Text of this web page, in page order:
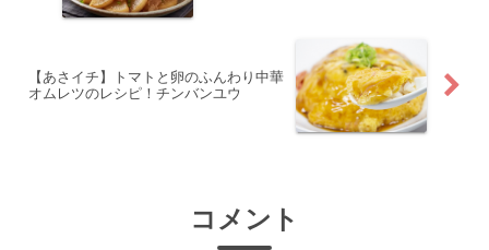
【あさイチ】トマトと卵のふんわり中華
オムレツのレシピ！チンバンユウ
コメント